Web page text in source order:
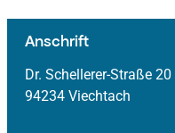
Anschrift
Dr. Schellerer-Straße 20
94234 Viechtach